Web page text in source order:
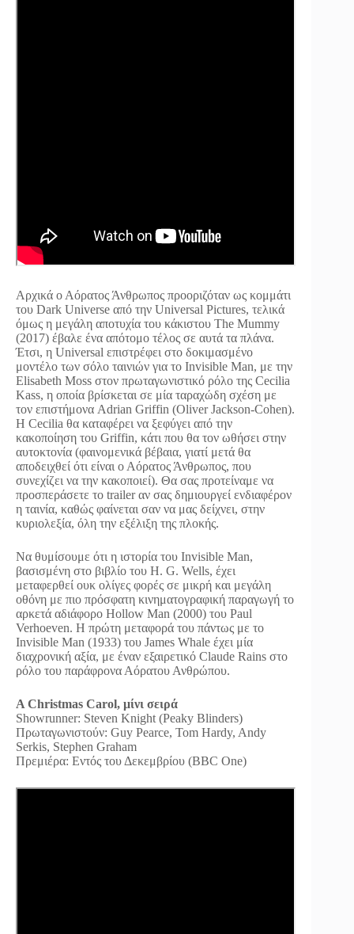
Αρχικά ο Αόρατος Άνθρωπος προοριζόταν ως κομμάτι
του Dark Universe από την Universal Pictures, τελικά
όμως η μεγάλη αποτυχία του κάκιστου The Mummy
(2017) έβαλε ένα απότομο τέλος σε αυτά τα πλάνα.
Έτσι, η Universal επιστρέφει στο δοκιμασμένο
μοντέλο των σόλο ταινιών για το Invisible Man, με την
Elisabeth Moss στον πρωταγωνιστικό ρόλο της Cecilia
Kass, η οποία βρίσκεται σε μία ταραχώδη σχέση με
τον επιστήμονα Adrian Griffin (Oliver Jackson-Cohen).
H Cecilia θα καταφέρει να ξεφύγει από την
κακοποίηση του Griffin, κάτι που θα τον ωθήσει στην
αυτοκτονία (φαινομενικά βέβαια, γιατί μετά θα
αποδειχθεί ότι είναι ο Αόρατος Άνθρωπος, που
συνεχίζει να την κακοποιεί). Θα σας προτείναμε να
προσπεράσετε το trailer αν σας δημιουργεί ενδιαφέρον
η ταινία, καθώς φαίνεται σαν να μας δείχνει, στην
κυριολεξία, όλη την εξέλιξη της πλοκής.
Να θυμίσουμε ότι η ιστορία του Invisible Man,
βασισμένη στο βιβλίο του H. G. Wells, έχει
μεταφερθεί ουκ ολίγες φορές σε μικρή και μεγάλη
οθόνη με πιο πρόσφατη κινηματογραφική παραγωγή το
αρκετά αδιάφορο Hollow Man (2000) του Paul
Verhoeven. Η πρώτη μεταφορά του πάντως με το
Invisible Man (1933) του James Whale έχει μία
διαχρονική αξία, με έναν εξαιρετικό Claude Rains στο
ρόλο του παράφρονα Αόρατου Ανθρώπου.
A Christmas Carol, μίνι σειρά
Showrunner: Steven Knight (Peaky Blinders)
Πρωταγωνιστούν: Guy Pearce, Tom Hardy, Andy
Serkis, Stephen Graham
Πρεμιέρα: Εντός του Δεκεμβρίου (BBC One)